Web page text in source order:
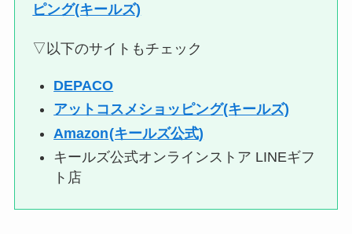
ピング(キールズ)
▽以下のサイトもチェック
DEPACO
アットコスメショッピング(キールズ)
Amazon(キールズ公式)
キールズ公式オンラインストア LINEギフ
ト店